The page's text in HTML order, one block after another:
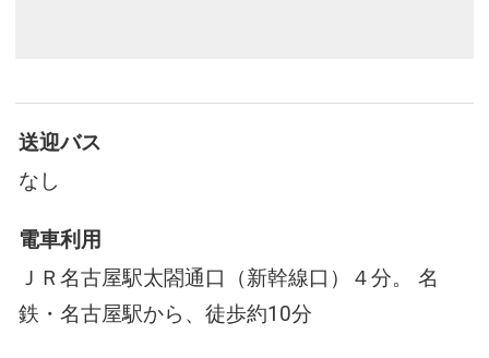
送迎バス
なし
電車利用
ＪＲ名古屋駅太閤通口（新幹線口）４分。 名
鉄・名古屋駅から、徒歩約10分